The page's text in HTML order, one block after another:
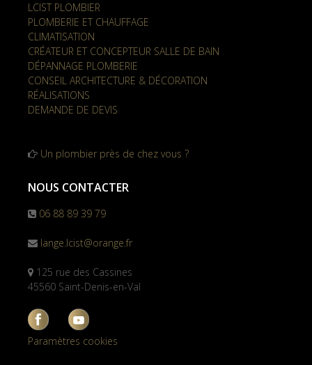
LCIST PLOMBIER
PLOMBERIE ET CHAUFFAGE
CLIMATISATION
CRÉATEUR ET CONCEPTEUR SALLE DE BAIN
DÉPANNAGE PLOMBERIE
CONSEIL ARCHITECTURE & DÉCORATION
RÉALISATIONS
DEMANDE DE DEVIS
Un plombier près de chez vous ?
NOUS CONTACTER
06 88 89 39 79
lange.lcist@orange.fr
125 rue des Cassines
45560 Saint-Denis-en-Val
Paramètres cookies